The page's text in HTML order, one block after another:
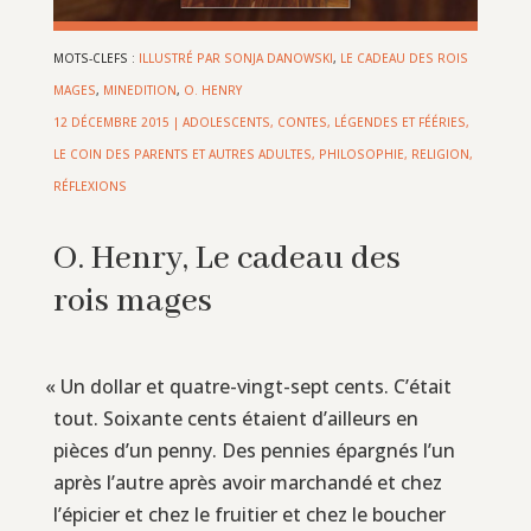
MOTS-CLEFS : ILLUSTRÉ PAR SONJA DANOWSKI, LE CADEAU DES ROIS
MAGES, MINEDITION, O. HENRY
12 DÉCEMBRE 2015 | ADOLESCENTS, CONTES, LÉGENDES ET FÉÉRIES,
LE COIN DES PARENTS ET AUTRES ADULTES, PHILOSOPHIE, RELIGION,
RÉFLEXIONS
O. Henry, Le cadeau des
rois mages
« Un dollar et quatre-vingt-sept cents. C’était
tout. Soixante cents étaient d’ailleurs en
pièces d’un penny. Des pennies épargnés l’un
après l’autre après avoir marchandé et chez
l’épicier et chez le fruitier et chez le boucher